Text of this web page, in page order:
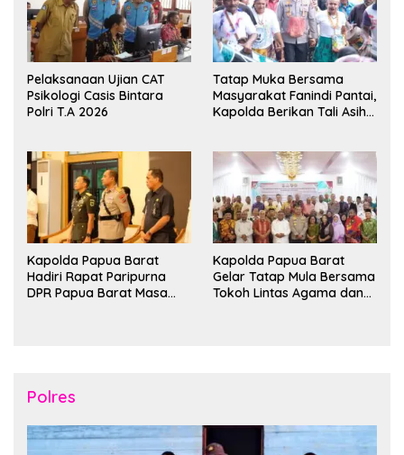
Pelaksanaan Ujian CAT
Psikologi Casis Bintara
Polri T.A 2026
Tatap Muka Bersama
Masyarakat Fanindi Pantai,
Kapolda Berikan Tali Asih
Kapolda Papua Barat
Hadiri Rapat Paripurna
DPR Papua Barat Masa
Kapolda Papua Barat
Gelar Tatap Mula Bersama
Tokoh Lintas Agama dan
Polres